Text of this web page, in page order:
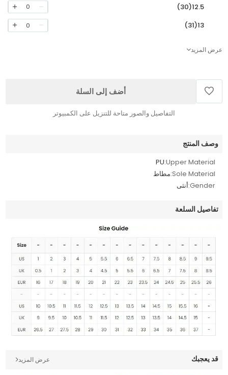
12.5(30)
0
13(31)
0
عرض المزيد
أضف إلى السلة
التفاصيل والصور متاحة للتنزيل على الكمبيوتر
وصف المنتج
Upper Material:
PU
Sole Material: مطاط
Gender: أنثى
تفاصيل السلعة
قد يعجبك عرض المزيد